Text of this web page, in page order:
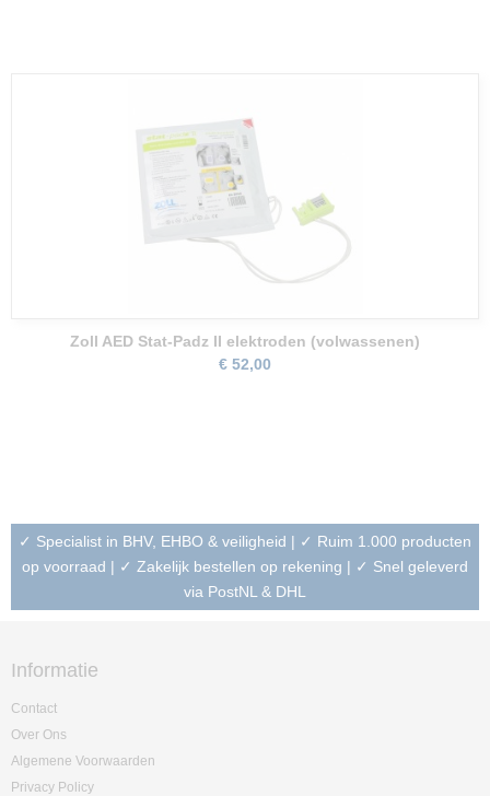
Zoll AED Stat-Padz II elektroden (volwassenen)
€ 52,00
✓ Specialist in BHV, EHBO & veiligheid | ✓ Ruim 1.000 producten
op voorraad | ✓ Zakelijk bestellen op rekening | ✓ Snel geleverd
via PostNL & DHL
Informatie
Contact
Over Ons
Algemene Voorwaarden
Privacy Policy